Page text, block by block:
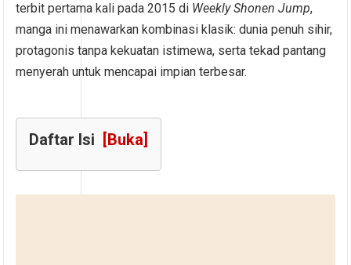
terbit pertama kali pada 2015 di Weekly Shonen Jump,
manga ini menawarkan kombinasi klasik: dunia penuh sihir,
protagonis tanpa kekuatan istimewa, serta tekad pantang
menyerah untuk mencapai impian terbesar.
Daftar Isi [Buka]